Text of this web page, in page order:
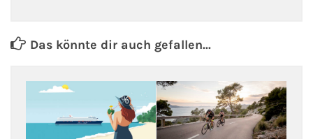
Das könnte dir auch gefallen...